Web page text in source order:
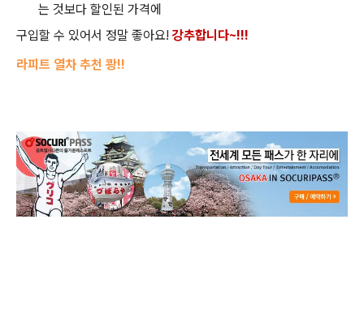
는 것보다 할인된 가격에
구입할 수 있어서 정말 좋아요! 강추합니다~!!!
라피트 열차 추천 쾅!!